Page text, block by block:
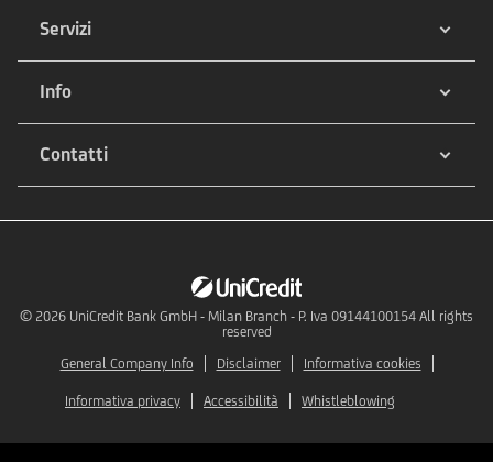
Servizi
Info
Contatti
© 2026 UniCredit Bank GmbH - Milan Branch - P. Iva 09144100154 All rights
reserved
General Company Info
Disclaimer Informativa cookies
Informativa privacy Accessibilità Whistleblowing